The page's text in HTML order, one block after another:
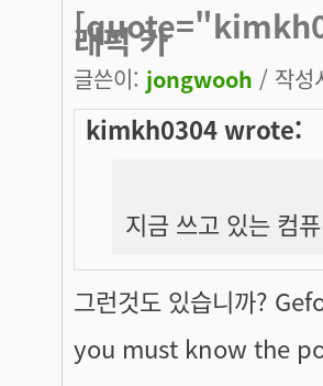
래픽 카
글쓴이: jongwooh / 작성
kimkh0304 wrote:
지금 쓰고 있는 컴
그런것도 있습니까?
you must know the